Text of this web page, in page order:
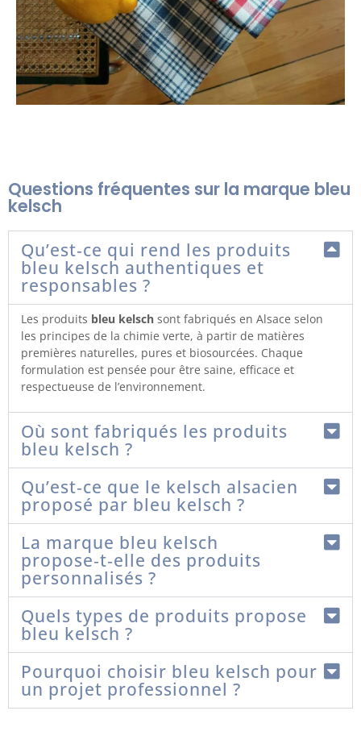
Questions fréquentes sur la marque bleu
kelsch
Qu’est‑ce qui rend les produits
bleu kelsch authentiques et
responsables ?
Les produits bleu kelsch sont fabriqués en Alsace selon
les principes de la chimie verte, à partir de matières
premières naturelles, pures et biosourcées. Chaque
formulation est pensée pour être saine, efficace et
respectueuse de l’environnement.
Où sont fabriqués les produits
bleu kelsch ?
Qu’est‑ce que le kelsch alsacien
proposé par bleu kelsch ?
La marque bleu kelsch
propose‑t‑elle des produits
personnalisés ?
Quels types de produits propose
bleu kelsch ?
Pourquoi choisir bleu kelsch pour
un projet professionnel ?